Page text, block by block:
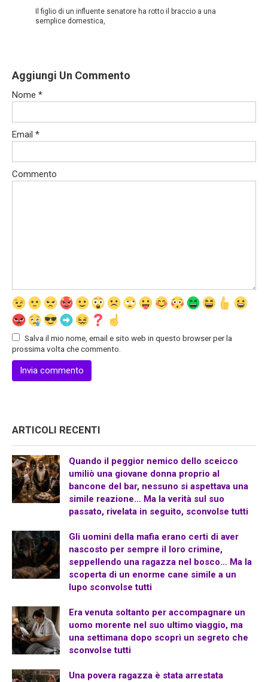
Il figlio di un influente senatore ha rotto il braccio a una
semplice domestica,
Aggiungi Un Commento
Nome *
Email *
Commento
Salva il mio nome, email e sito web in questo browser per la
prossima volta che commento.
ARTICOLI RECENTI
Quando il peggior nemico dello sceicco
umiliò una giovane donna proprio al
bancone del bar, nessuno si aspettava una
simile reazione… Ma la verità sul suo
passato, rivelata in seguito, sconvolse tutti
Gli uomini della mafia erano certi di aver
nascosto per sempre il loro crimine,
seppellendo una ragazza nel bosco… Ma la
scoperta di un enorme cane simile a un
lupo sconvolse tutti
Era venuta soltanto per accompagnare un
uomo morente nel suo ultimo viaggio, ma
una settimana dopo scoprì un segreto che
sconvolse tutti
Una povera ragazza è stata arrestata